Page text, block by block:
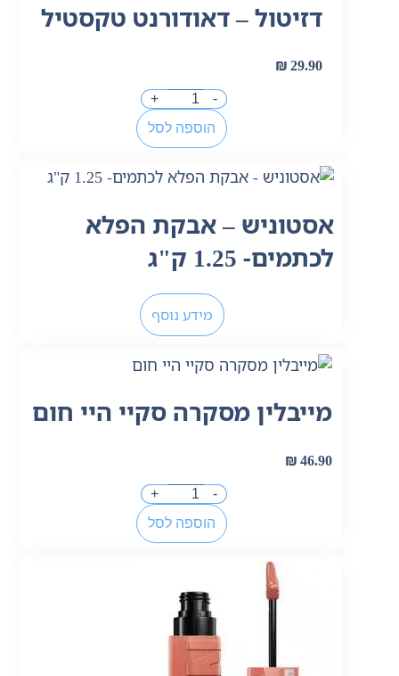
דזיטול – דאודורנט טקסטיל
₪29.90
-
+
הוספה לסל
אסטוניש – אבקת הפלא
לכתמים- 1.25 ק"ג
מידע נוסף
מייבלין מסקרה סקיי היי חום
₪46.90
-
+
הוספה לסל